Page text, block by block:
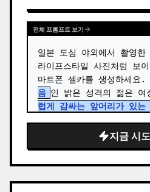
전체 프롬프트 보기
일본 도심 야외에서 촬영한
라이프스타일 사진처럼 보
마트폰 셀카를 생성하세요.
음 인 밝은 성격의 젊은 여
럽게 감싸는 앞머리가 있는
나는 피부, 작은 링 귀걸이
정…
지금 시도